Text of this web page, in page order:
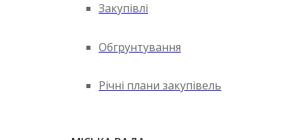
Закупівлі
Обгрунтування
Річні плани закупівель